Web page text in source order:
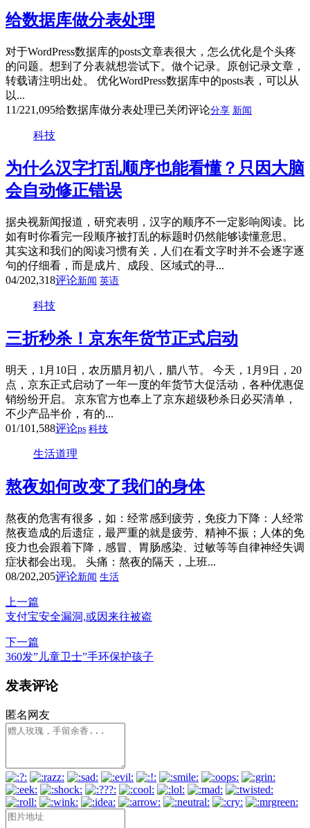
给数据库做分表处理
对于WordPress数据库的posts文章表很大，怎么优化是个头疼
的问题。想到了分表就想尝试下。做个记录。原创记录文章，
转载请注明出处。 优化WordPress数据库中的posts表，可以从
以...
11/221,095给数据库做分表处理已关闭评论分享 新闻
科技
为什么汉字打乱顺序也能看懂？只因大脑
会自动修正错误
据央视新闻报道，研究表明，汉字的顺序不一定影响阅读。比
如有时你看完一段顺序被打乱的标题时仍然能够读懂意思。
其实这和我们的阅读习惯有关，人们在看文字时并不会逐字逐
句的仔细看，而是成片、成段、区域式的寻...
04/202,318评论新闻 英语
科技
三折秒杀！京东年货节正式启动
明天，1月10日，农历腊月初八，腊八节。 今天，1月9日，20
点，京东正式启动了一年一度的年货节大促活动，各种优惠促
销纷纷开启。 京东官方也奉上了京东超级秒杀日必买清单，
不少产品半价，有的...
01/101,588评论ps 科技
生活道理
熬夜如何改变了我们的身体
熬夜的危害有很多，如：经常感到疲劳，免疫力下降：人经常
熬夜造成的后遗症，最严重的就是疲劳、精神不振；人体的免
疫力也会跟着下降，感冒、胃肠感染、过敏等等自律神经失调
症状都会出现。 头痛：熬夜的隔天，上班...
08/202,205评论新闻 生活
上一篇
支付宝安全漏洞,或因来往被盗
下一篇
360发”儿童卫士”手环保护孩子
发表评论
匿名网友